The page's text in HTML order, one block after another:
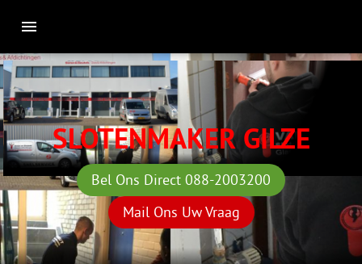
SLOTENMAKER GILZE
Bel Ons Direct 088-2003200
Mail Ons Uw Vraag